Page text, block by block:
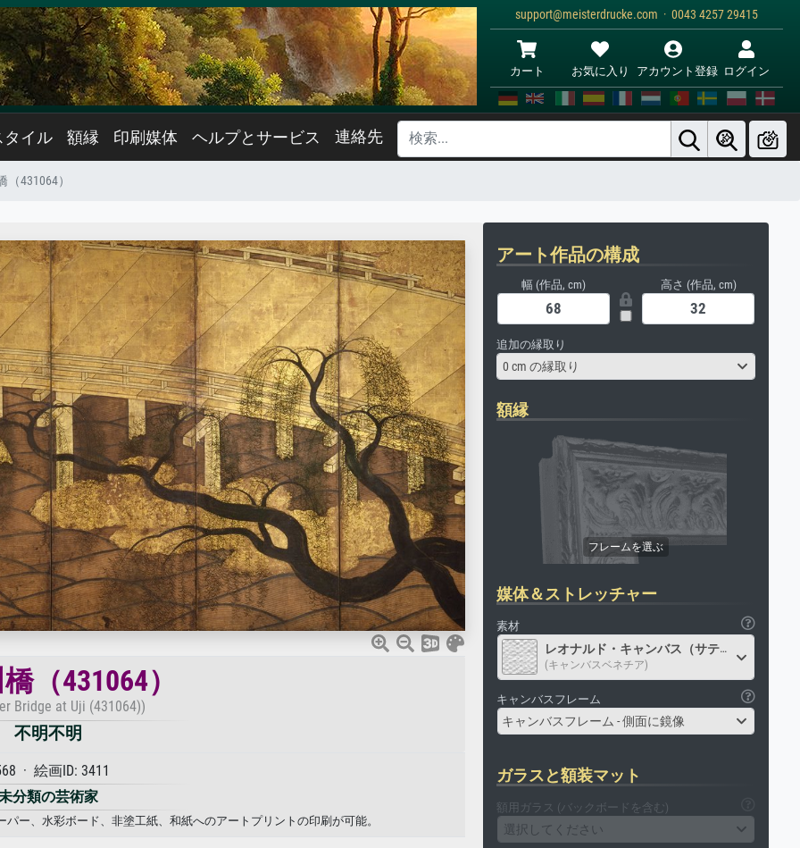
support@meisterdrucke.com · 0043 4257 29415
カート お気に入り アカウント登録 ログイン
タイル 額縁 印刷媒体 ヘルプとサービス 連絡先
431064）
（431064）
Bridge at Uji (431064))
不明不明
· 絵画ID: 3411
分類の芸術家
パー、水彩ボード、非塗工紙、和紙へのアートプリントの印刷が可能。
アート作品の構成
幅 (作品, cm) 高さ (作品, cm)
追加の縁取り
0 cm の縁取り
額縁
媒体＆ストレッチャー
素材
レオナルド・キャンバス（サテン）
(キャンバスベネチア)
キャンバスフレーム
キャンバスフレーム - 側面に鏡像
ガラスと額装マット
額用ガラス (バックボードを含む)
選択してください